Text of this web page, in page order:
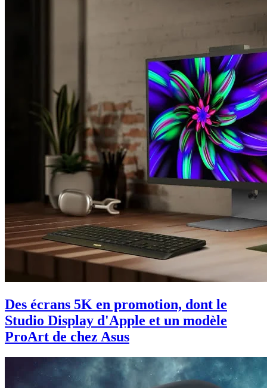
Des écrans 5K en promotion, dont le
Studio Display d'Apple et un modèle
ProArt de chez Asus